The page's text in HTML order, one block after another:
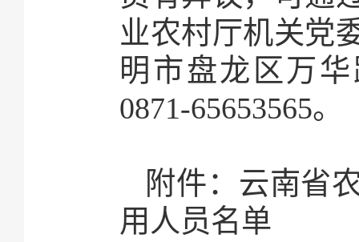
业农村厅机关党
明市盘龙区万华
0871-65653565。
附件：云南省
用人员名单